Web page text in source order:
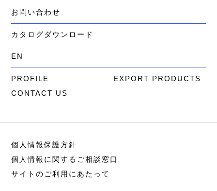
お問い合わせ
カタログダウンロード
EN
PROFILE
EXPORT PRODUCTS
CONTACT US
個人情報保護方針
個人情報に関するご相談窓口
サイトのご利用にあたって